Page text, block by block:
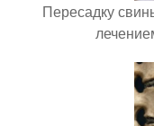
Пересадку